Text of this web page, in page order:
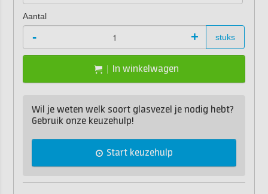
Aantal
- + stuks
In winkelwagen
Wil je weten welk soort glasvezel je nodig hebt?
Gebruik onze keuzehulp!
Start keuzehulp